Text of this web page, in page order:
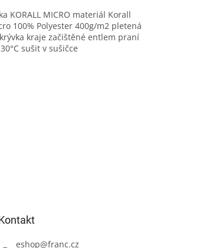
KORALL MICRO materiál Korall
100% Polyester 400g/m2 pletená
kraje začištěné entlem praní
sušit v sušičce
eshop@franc.cz